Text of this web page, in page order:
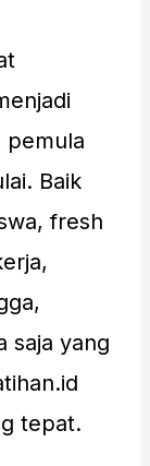
pemula
Baik
fresh
saja yang
tepat.